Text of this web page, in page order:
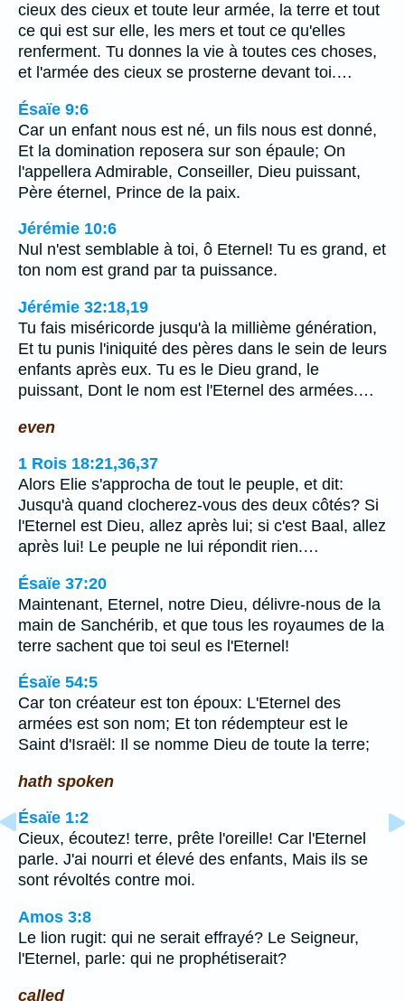
cieux des cieux et toute leur armée, la terre et tout
ce qui est sur elle, les mers et tout ce qu'elles
renferment. Tu donnes la vie à toutes ces choses,
et l'armée des cieux se prosterne devant toi.…
Ésaïe 9:6
Car un enfant nous est né, un fils nous est donné,
Et la domination reposera sur son épaule; On
l'appellera Admirable, Conseiller, Dieu puissant,
Père éternel, Prince de la paix.
Jérémie 10:6
Nul n'est semblable à toi, ô Eternel! Tu es grand, et
ton nom est grand par ta puissance.
Jérémie 32:18,19
Tu fais miséricorde jusqu'à la millième génération,
Et tu punis l'iniquité des pères dans le sein de leurs
enfants après eux. Tu es le Dieu grand, le
puissant, Dont le nom est l'Eternel des armées.…
even
1 Rois 18:21,36,37
Alors Elie s'approcha de tout le peuple, et dit:
Jusqu'à quand clocherez-vous des deux côtés? Si
l'Eternel est Dieu, allez après lui; si c'est Baal, allez
après lui! Le peuple ne lui répondit rien.…
Ésaïe 37:20
Maintenant, Eternel, notre Dieu, délivre-nous de la
main de Sanchérib, et que tous les royaumes de la
terre sachent que toi seul es l'Eternel!
Ésaïe 54:5
Car ton créateur est ton époux: L'Eternel des
armées est son nom; Et ton rédempteur est le
Saint d'Israël: Il se nomme Dieu de toute la terre;
hath spoken
Ésaïe 1:2
Cieux, écoutez! terre, prête l'oreille! Car l'Eternel
parle. J'ai nourri et élevé des enfants, Mais ils se
sont révoltés contre moi.
Amos 3:8
Le lion rugit: qui ne serait effrayé? Le Seigneur,
l'Eternel, parle: qui ne prophétiserait?
called